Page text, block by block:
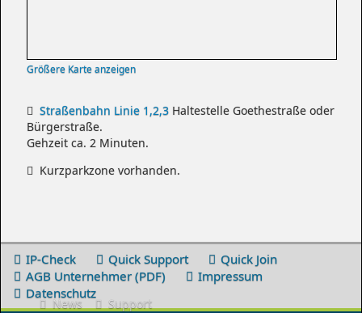
News
Support
Größere Karte anzeigen
Straßenbahn Linie 1,2,3 Haltestelle Goethestraße oder
Bürgerstraße.
Gehzeit ca. 2 Minuten.
Kurzparkzone vorhanden.
IP-Check Quick Support
Quick Join
AGB Unternehmer (PDF)
Impressum
Datenschutz